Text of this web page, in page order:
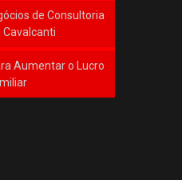
de Consultoria
Cavalcanti
Aumentar o Lucro